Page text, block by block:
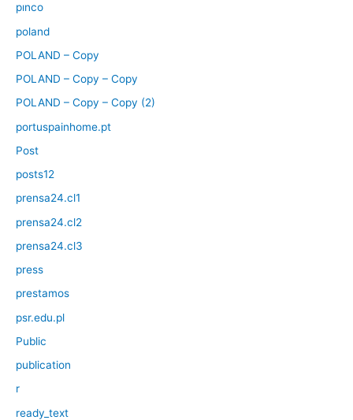
pınco
poland
POLAND – Copy
POLAND – Copy – Copy
POLAND – Copy – Copy (2)
portuspainhome.pt
Post
posts12
prensa24.cl1
prensa24.cl2
prensa24.cl3
press
prestamos
psr.edu.pl
Public
publication
r
ready_text